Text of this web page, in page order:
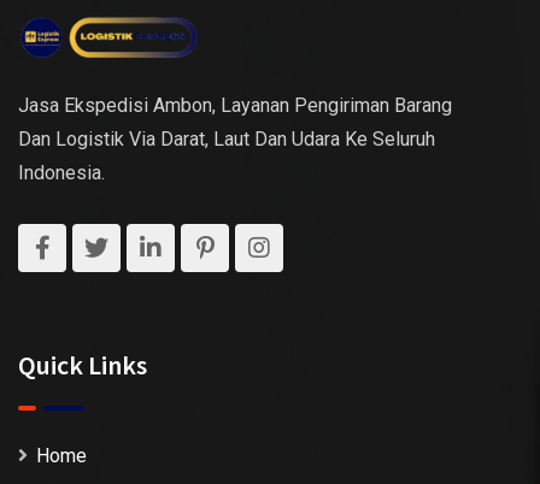
Jasa Ekspedisi Ambon, Layanan Pengiriman Barang
Dan Logistik Via Darat, Laut Dan Udara Ke Seluruh
Indonesia.
Quick Links
Home